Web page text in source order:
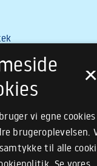
×
vi egne cookies
brugeroplevelsen.
til alle
Se vores